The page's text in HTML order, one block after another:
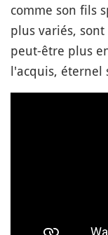
comme son fils
plus variés,
peut-être plus
l'acquis, éternel